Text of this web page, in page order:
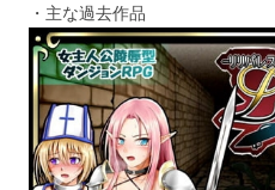
・主な過去作品